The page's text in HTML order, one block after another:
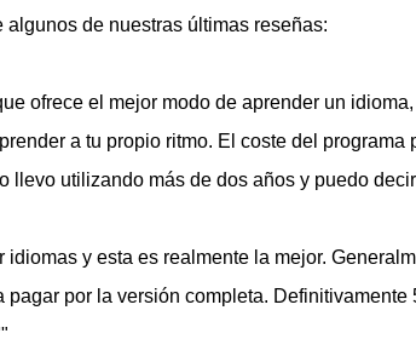
algunos de nuestras últimas reseñas:
ofrece el mejor modo de aprender un
a tu propio ritmo. El coste del programa
utilizando más de dos años y puedo
y esta es realmente la mejor.
por la versión completa. Definitivamente